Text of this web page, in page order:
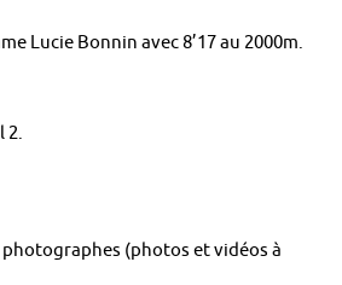
Lucie Bonnin avec 8’17 au 2000m.
2.
(photos et vidéos à